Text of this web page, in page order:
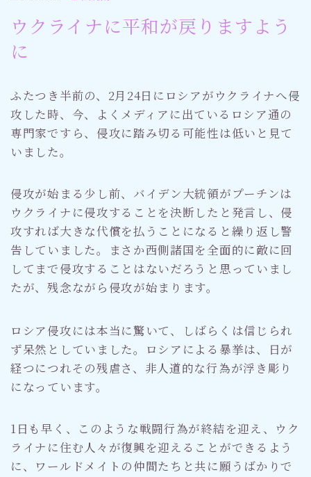
メディア・ネット
深見東州 (半田晴久)
ワールドメイト
神道・宗教
おすすめ記事
ウクライナに平和が戻りますよう
に
ふたつき半前の、2月24日にロシアがウクライナへ侵
攻した時、今、よくメディアに出ているロシア通の
専門家ですら、侵攻に踏み切る可能性は低いと見て
いました。
侵攻が始まる少し前、バイデン大統領がプーチンは
ウクライナに侵攻することを決断したと発言し、侵
攻すれば大きな代償を払うことになると繰り返し警
告していました。まさか西側諸国を全面的に敵に回
してまで侵攻することはないだろうと思っていまし
たが、残念ながら侵攻が始まります。
ロシア侵攻には本当に驚いて、しばらくは信じられ
ず呆然としていました。ロシアによる暴挙は、日が
経つにつれその残虐さ、非人道的な行為が浮き彫り
になっています。
1日も早く、このような戦闘行為が終結を迎え、ウク
ライナに住む人々が復興を迎えることができるよう
に、ワールドメイトの仲間たちと共に願うばかりで